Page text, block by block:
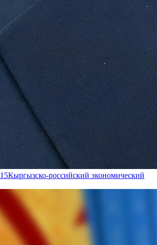
15Кыргызско-российский экономический